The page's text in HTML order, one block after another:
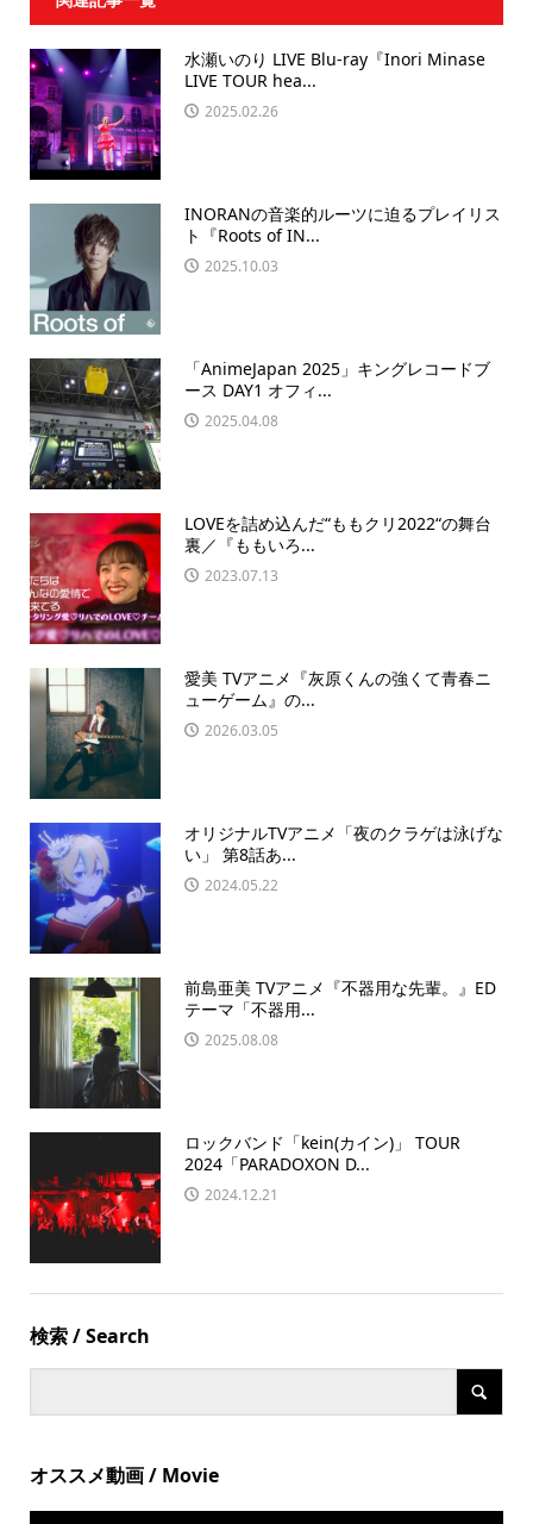
水瀬いのり LIVE Blu-ray『Inori Minase
LIVE TOUR hea...
2025.02.26
INORANの音楽的ルーツに迫るプレイリス
ト『Roots of IN...
2025.10.03
「AnimeJapan 2025」キングレコードブ
ース DAY1 オフィ...
2025.04.08
LOVEを詰め込んだ“ももクリ2022“の舞台
裏／『ももいろ...
2023.07.13
愛美 TVアニメ『灰原くんの強くて青春ニ
ューゲーム』の...
2026.03.05
オリジナルTVアニメ「夜のクラゲは泳げな
い」 第8話あ...
2024.05.22
前島亜美 TVアニメ『不器用な先輩。』ED
テーマ「不器用...
2025.08.08
ロックバンド「kein(カイン)」 TOUR
2024「PARADOXON D...
2024.12.21
検索 / Search
オススメ動画 / Movie